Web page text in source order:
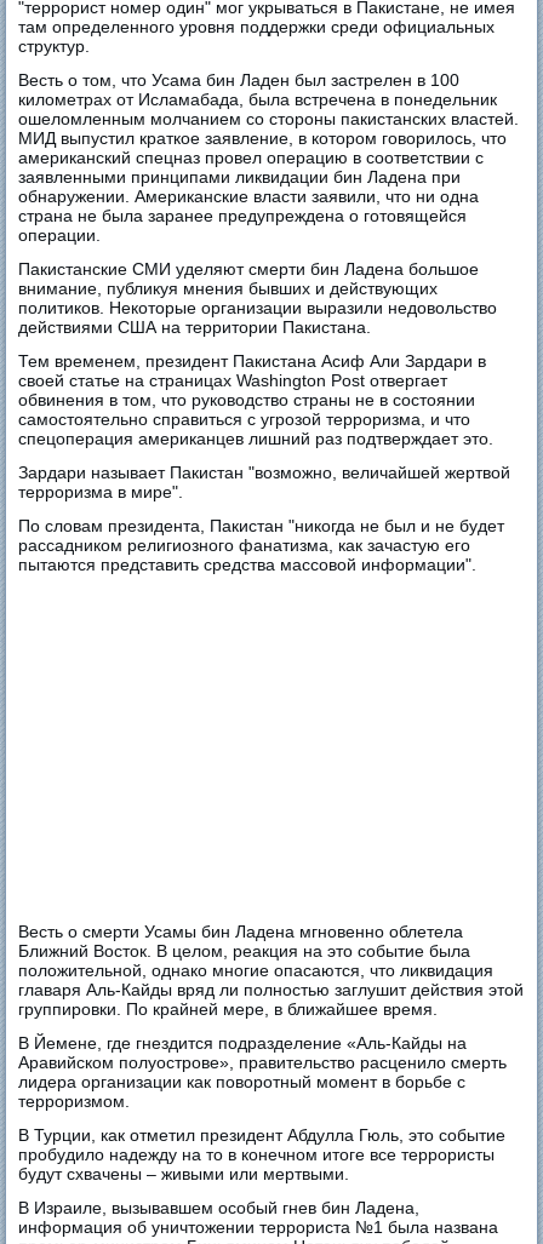
"террорист номер один" мог укрываться в Пакистане, не имея
там определенного уровня поддержки среди официальных
структур.
Весть о том, что Усама бин Ладен был застрелен в 100
километрах от Исламабада, была встречена в понедельник
ошеломленным молчанием со стороны пакистанских властей.
МИД выпустил краткое заявление, в котором говорилось, что
американский спецназ провел операцию в соответствии с
заявленными принципами ликвидации бин Ладена при
обнаружении. Американские власти заявили, что ни одна
страна не была заранее предупреждена о готовящейся
операции.
Пакистанские СМИ уделяют смерти бин Ладена большое
внимание, публикуя мнения бывших и действующих
политиков. Некоторые организации выразили недовольство
действиями США на территории Пакистана.
Тем временем, президент Пакистана Асиф Али Зардари в
своей статье на страницах Washington Post отвергает
обвинения в том, что руководство страны не в состоянии
самостоятельно справиться с угрозой терроризма, и что
спецоперация американцев лишний раз подтверждает это.
Зардари называет Пакистан "возможно, величайшей жертвой
терроризма в мире".
По словам президента, Пакистан "никогда не был и не будет
рассадником религиозного фанатизма, как зачастую его
пытаются представить средства массовой информации".
Весть о смерти Усамы бин Ладена мгновенно облетела
Ближний Восток. В целом, реакция на это событие была
положительной, однако многие опасаются, что ликвидация
главаря Аль-Кайды вряд ли полностью заглушит действия этой
группировки. По крайней мере, в ближайшее время.
В Йемене, где гнездится подразделение «Аль-Кайды на
Аравийском полуострове», правительство расценило смерть
лидера организации как поворотный момент в борьбе с
терроризмом.
В Турции, как отметил президент Абдулла Гюль, это событие
пробудило надежду на то в конечном итоге все террористы
будут схвачены – живыми или мертвыми.
В Израиле, вызывавшем особый гнев бин Ладена,
информация об уничтожении террориста №1 была названа